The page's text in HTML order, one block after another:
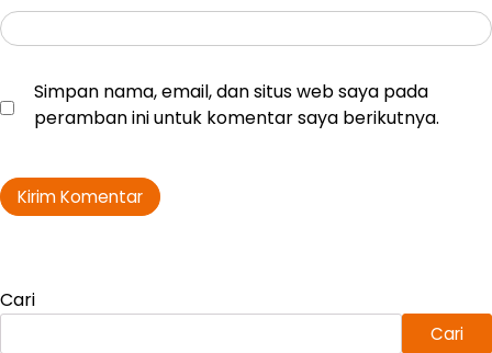
Simpan nama, email, dan situs web saya pada
peramban ini untuk komentar saya berikutnya.
Cari
Cari